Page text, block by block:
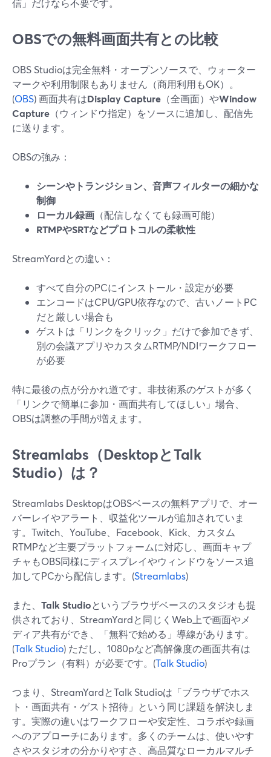
信」だけなら不要です。
OBSでの無料画面共有との比較
OBS Studioは完全無料・オープンソースで、ウォーター
マークや利用制限もありません（商用利用もOK）。
(OBS) 画面共有はDisplay Capture （全画面）やWindow
Capture （ウィンドウ指定）をソースに追加し、配信先
に送ります。
OBSの強み：
シーンやトランジション、音声フィルターの細かな
制御
ローカル録画 （配信しなくても録画可能）
RTMPやSRTなどプロトコルの柔軟性
StreamYardとの違い：
すべて自分のPCにインストール・設定が必要
エンコードはCPU/GPU依存なので、古いノートPC
だと厳しい場合も
ゲストは「リンクをクリック」だけで参加できず、
別の会議アプリやカスタムRTMP/NDIワークフロー
が必要
特に最後の点が分かれ道です。非技術系のゲストが多く
「リンクで簡単に参加・画面共有してほしい」場合、
OBSは調整の手間が増えます。
Streamlabs（DesktopとTalk
Studio）は？
Streamlabs DesktopはOBSベースの無料アプリで、オー
バーレイやアラート、収益化ツールが追加されていま
す。Twitch、YouTube、Facebook、Kick、カスタム
RTMPなど主要プラットフォームに対応し、画面キャプ
チャもOBS同様にディスプレイやウィンドウをソース追
加してPCから配信します。(Streamlabs)
また、 Talk Studioというブラウザベースのスタジオも提
供されており、StreamYardと同じくWeb上で画面やメ
ディア共有ができ、「無料で始める」導線があります。
(Talk Studio) ただし、1080pなど高解像度の画面共有は
Proプラン（有料）が必要です。(Talk Studio)
つまり、StreamYardとTalk Studioは「ブラウザでホス
ト・画面共有・ゲスト招待」という同じ課題を解決しま
す。実際の違いはワークフローや安定性、コラボや録画
へのアプローチにあります。多くのチームは、使いやす
さやスタジオの分かりやすさ、高品質なローカルマルチ